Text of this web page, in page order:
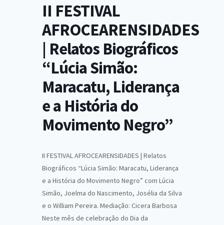
II FESTIVAL
AFROCEARENSIDADES
| Relatos Biográficos
“Lúcia Simão:
Maracatu, Liderança
e a História do
Movimento Negro”
II FESTIVAL AFROCEARENSIDADES | Relatos
Biográficos “Lúcia Simão: Maracatu, Liderança
e a História do Movimento Negro” com Lúcia
Simão, Joelma do Nascimento, Josélia da Silva
e o William Pereira. Mediação: Cicera Barbosa
Neste mês de celebração do Dia da